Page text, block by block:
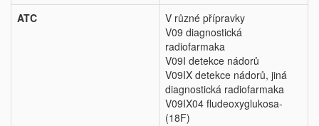
ATC
V různé přípravky
V09 diagnostická
radiofarmaka
V09I detekce nádorů
V09IX detekce nádorů, jiná
diagnostická radiofarmaka
V09IX04 fludeoxyglukosa-
(18F)